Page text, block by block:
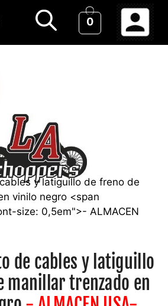
0
de cables y latiguillo
manillar trenzado en